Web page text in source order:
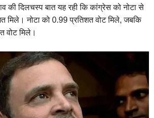
की दिलचस्प बात यह रही कि कांग्रेस को नोटा से
मिले। नोटा को 0.99 प्रतिशत वोट मिले, जबकि
वोट मिले।